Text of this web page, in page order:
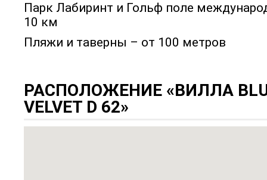
Парк Лабиринт и Гольф поле
10 км
Пляжи и таверны – от 100 метров
РАСПОЛОЖЕНИЕ «ВИЛЛА
VELVET D 62»